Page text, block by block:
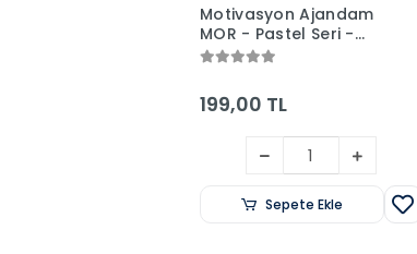
Motivasyon Ajandam
MOR - Pastel Seri -
Stickerlı - Tarihsiz -
199,00 TL
Sepete Ekle